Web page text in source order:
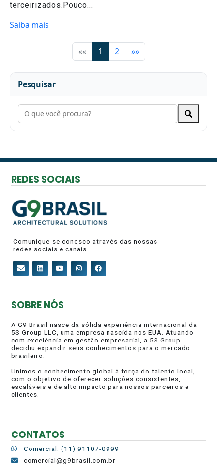
terceirizados.Pouco...
Saiba mais
«« 1 2 »»
Pesquisar
REDES SOCIAIS
Comunique-se conosco através das nossas
redes sociais e canais.
SOBRE NÓS
A G9 Brasil nasce da sólida experiência internacional da
5S Group LLC, uma empresa nascida nos EUA. Atuando
com excelência em gestão empresarial, a 5S Group
decidiu expandir seus conhecimentos para o mercado
brasileiro.
Unimos o conhecimento global à força do talento local,
com o objetivo de oferecer soluções consistentes,
escaláveis e de alto impacto para nossos parceiros e
clientes.
CONTATOS
Comercial: (11) 91107-0999
comercial@g9brasil.com.br